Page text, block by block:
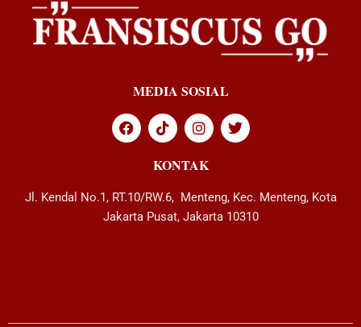
MEDIA SOSIAL
KONTAK
Jl. Kendal No.1, RT.10/RW.6, Menteng, Kec. Menteng, Kota
Jakarta Pusat, Jakarta 10310